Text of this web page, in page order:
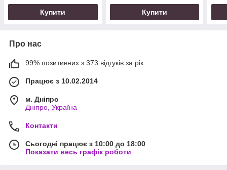
Купити Купити
Про нас
99% позитивних з 373 відгуків за рік
Працює з 10.02.2014
м. Дніпро
Дніпро, Україна
Контакти
Сьогодні працює з 10:00 до 18:00
Показати весь графік роботи